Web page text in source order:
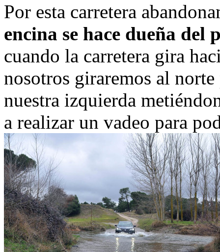
Por esta carretera
encina se hace dueña del
cuando la carretera gira
nosotros giraremos al
nuestra izquierda
a realizar un vadeo para